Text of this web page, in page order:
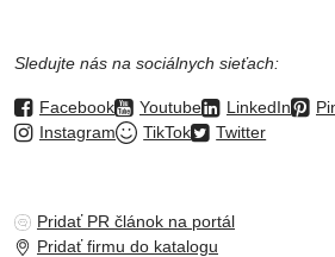
Sledujte nás na sociálnych sieťach:
Facebook Youtube LinkedIn
Instagram
TikTok Twitter
Pridať PR článok na portál
Pridať firmu do katalogu